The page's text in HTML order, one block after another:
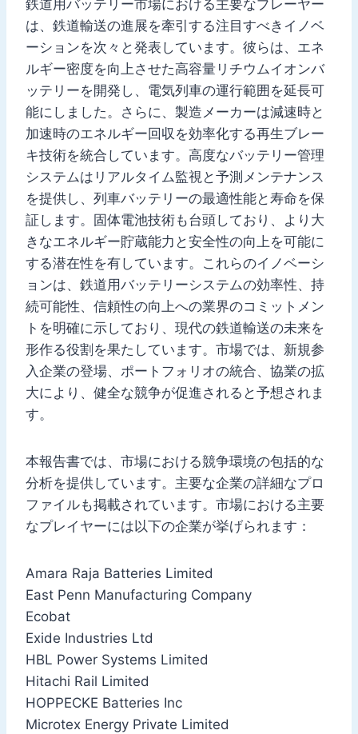
鉄道用バッテリー市場における主要なプレーヤー
は、鉄道輸送の進展を牽引する注目すべきイノベ
ーションを次々と発表しています。彼らは、エネ
ルギー密度を向上させた高容量リチウムイオンバ
ッテリーを開発し、電気列車の運行範囲を延長可
能にしました。さらに、製造メーカーは減速時と
加速時のエネルギー回収を効率化する再生ブレー
キ技術を統合しています。高度なバッテリー管理
システムはリアルタイム監視と予測メンテナンス
を提供し、列車バッテリーの最適性能と寿命を保
証します。固体電池技術も台頭しており、より大
きなエネルギー貯蔵能力と安全性の向上を可能に
する潜在性を有しています。これらのイノベーシ
ョンは、鉄道用バッテリーシステムの効率性、持
続可能性、信頼性の向上への業界のコミットメン
トを明確に示しており、現代の鉄道輸送の未来を
形作る役割を果たしています。市場では、新規参
入企業の登場、ポートフォリオの統合、協業の拡
大により、健全な競争が促進されると予想されま
す。
本報告書では、市場における競争環境の包括的な
分析を提供しています。主要な企業の詳細なプロ
ファイルも掲載されています。市場における主要
なプレイヤーには以下の企業が挙げられます：
Amara Raja Batteries Limited
East Penn Manufacturing Company
Ecobat
Exide Industries Ltd
HBL Power Systems Limited
Hitachi Rail Limited
HOPPECKE Batteries Inc
Microtex Energy Private Limited